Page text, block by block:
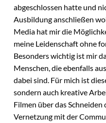
abgeschlossen hatte und
Ausbildung anschließen
Media hat mir die
meine Leidenschaft ohne
Besonders wichtig ist mir
Menschen, die ebenfalls
dabei sind. Für mich ist
sondern auch kreative
Filmen über das
Vernetzung mit der